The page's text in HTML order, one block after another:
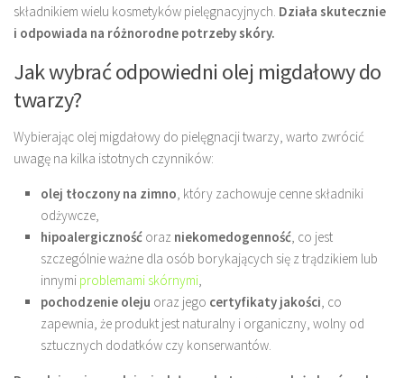
składnikiem wielu kosmetyków pielęgnacyjnych. Działa skutecznie
i odpowiada na różnorodne potrzeby skóry.
Jak wybrać odpowiedni olej migdałowy do
twarzy?
Wybierając olej migdałowy do pielęgnacji twarzy, warto zwrócić
uwagę na kilka istotnych czynników:
olej tłoczony na zimno, który zachowuje cenne składniki
odżywcze,
hipoalergiczność oraz niekomedogenność, co jest
szczególnie ważne dla osób borykających się z trądzikiem lub
innymi problemami skórnymi,
pochodzenie oleju oraz jego certyfikaty jakości, co
zapewnia, że produkt jest naturalny i organiczny, wolny od
sztucznych dodatków czy konserwantów.